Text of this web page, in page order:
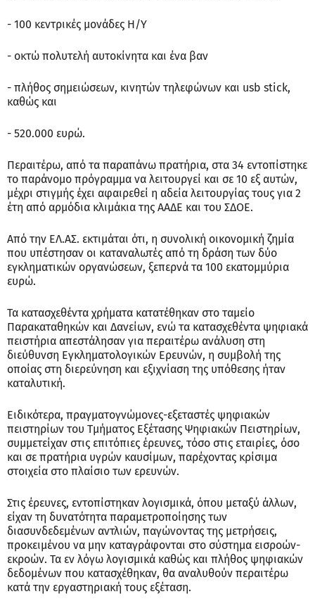
- 100 κεντρικές μονάδες Η/Υ
- οκτώ πολυτελή αυτοκίνητα και ένα βαν
- πλήθος σημειώσεων, κινητών τηλεφώνων και usb stick,
καθώς και
- 520.000 ευρώ.
Περαιτέρω, από τα παραπάνω πρατήρια, στα 34 εντοπίστηκε
το παράνομο πρόγραμμα να λειτουργεί και σε 10 εξ αυτών,
μέχρι στιγμής έχει αφαιρεθεί η αδεία λειτουργίας τους για 2
έτη από αρμόδια κλιμάκια της ΑΑΔΕ και του ΣΔΟΕ.
Από την ΕΛ.ΑΣ. εκτιμάται ότι, η συνολική οικονομική ζημία
που υπέστησαν οι καταναλωτές από τη δράση των δύο
εγκληματικών οργανώσεων, ξεπερνά τα 100 εκατομμύρια
ευρώ.
Τα κατασχεθέντα χρήματα κατατέθηκαν στο ταμείο
Παρακαταθηκών και Δανείων, ενώ τα κατασχεθέντα ψηφιακά
πειστήρια απεστάλησαν για περαιτέρω ανάλυση στη
διεύθυνση Εγκληματολογικών Ερευνών, η συμβολή της
οποίας στη διερεύνηση και εξιχνίαση της υπόθεσης ήταν
καταλυτική.
Ειδικότερα, πραγματογνώμονες-εξεταστές ψηφιακών
πειστηρίων του Τμήματος Εξέτασης Ψηφιακών Πειστηρίων,
συμμετείχαν στις επιτόπιες έρευνες, τόσο στις εταιρίες, όσο
και σε πρατήρια υγρών καυσίμων, παρέχοντας κρίσιμα
στοιχεία στο πλαίσιο των ερευνών.
Στις έρευνες, εντοπίστηκαν λογισμικά, όπου μεταξύ άλλων,
είχαν τη δυνατότητα παραμετροποίησης των
διασυνδεδεμένων αντλιών, παγώνοντας της μετρήσεις,
προκειμένου να μην καταγράφονται στο σύστημα εισροών-
εκροών. Τα εν λόγω λογισμικά καθώς και πλήθος ψηφιακών
δεδομένων που κατασχέθηκαν, θα αναλυθούν περαιτέρω
κατά την εργαστηριακή τους εξέταση.